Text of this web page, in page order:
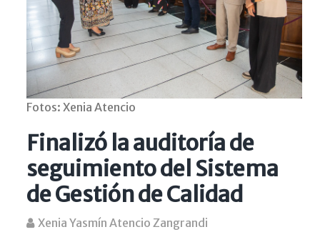
Fotos: Xenia Atencio
Finalizó la auditoría de
seguimiento del Sistema
de Gestión de Calidad
Xenia Yasmín Atencio Zangrandi